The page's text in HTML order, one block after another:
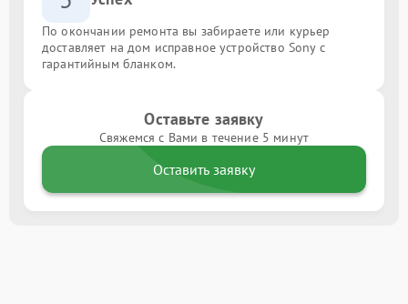
По окончании ремонта вы забираете или курьер
доставляет на дом исправное устройство Sony с
гарантийным бланком.
Оставьте заявку
Свяжемся с Вами в течение 5 минут
Оставить заявку